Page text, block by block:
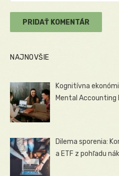
NAJNOVŠIE
Kognitívna
Mental Accounting
Dilema sporenia:
a ETF z pohľadu